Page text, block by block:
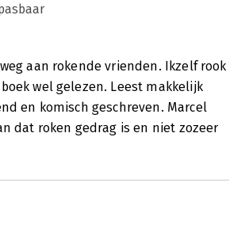
aan rokende vrienden. Ikzelf rook
wel gelezen. Leest makkelijk
en komisch geschreven. Marcel
dat roken gedrag is en niet zozeer